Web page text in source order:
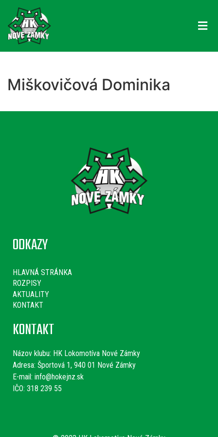
Miškovičová Dominika
ODKAZY
HLAVNÁ STRÁNKA
ROZPISY
AKTUALITY
KONTAKT
KONTAKT
Názov klubu: HK Lokomotíva Nové Zámky
Adresa: Športová 1, 940 01 Nové Zámky
E-mail: info@hokejnz.sk
IČO: 318 239 55